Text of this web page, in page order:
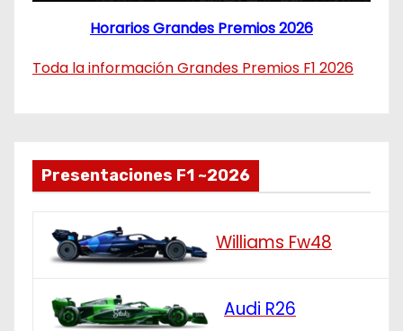
Horarios Grandes Premios 2026
Toda la información Grandes Premios F1 2026
Presentaciones F1 ~2026
Williams Fw48
Audi R26